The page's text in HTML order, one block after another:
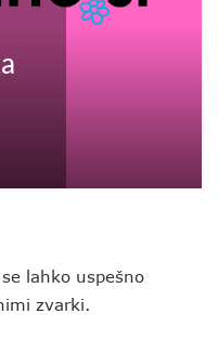
lahko uspešno
zvarki.